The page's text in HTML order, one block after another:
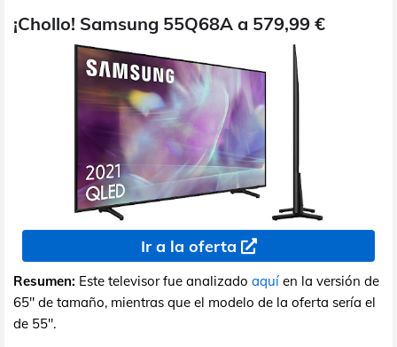
¡Chollo! Samsung 55Q68A a 579,99 €
Ir a la oferta
Resumen: Este televisor fue analizado aquí en la versión de
65" de tamaño, mientras que el modelo de la oferta sería el
de 55".